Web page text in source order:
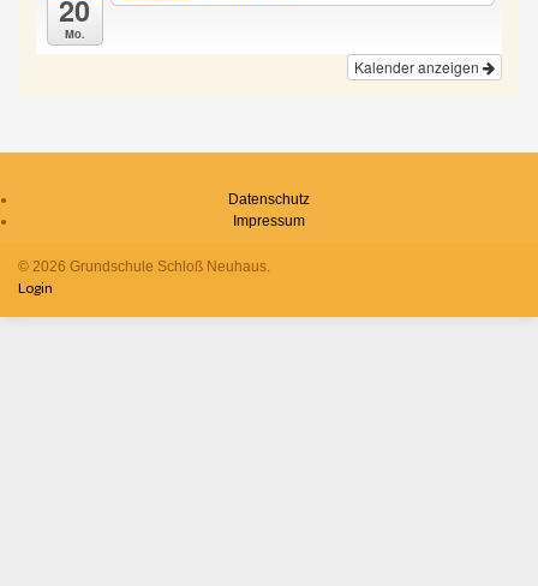
20
Mo.
Kalender anzeigen
Datenschutz
Impressum
© 2026 Grundschule Schloß Neuhaus.
Login